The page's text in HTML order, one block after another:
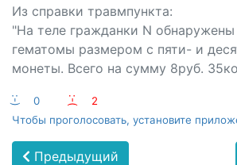
Из справки травмпункта:
"На теле гражданки N
гематомы размером с пяти- и
монеты. Всего на сумму 8руб.
:-) 0 :-(
2
Чтобы проголосовать, установите
Предыдущий